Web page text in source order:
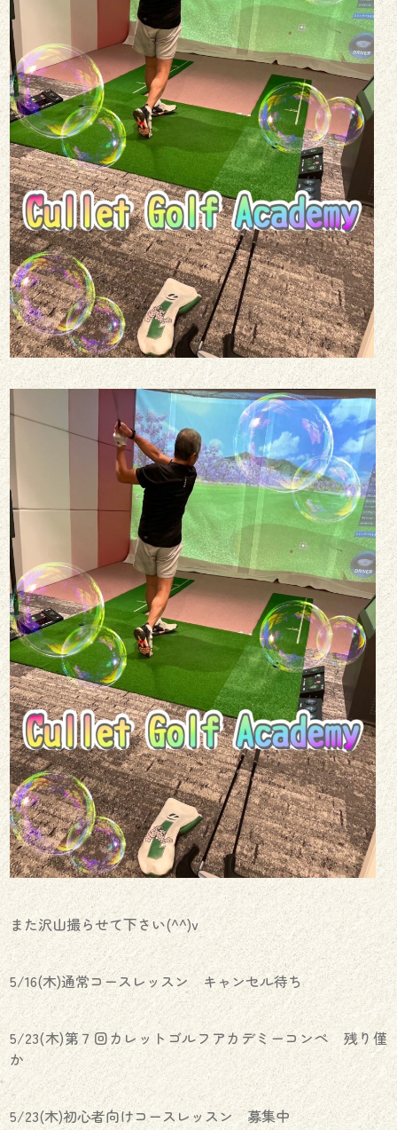
また沢山撮らせて下さい(^^)v
5/16(木)通常コースレッスン キャンセル待ち
5/23(木)第７回カレットゴルフアカデミーコンペ 残り僅
か
5/23(木)初心者向けコースレッスン 募集中